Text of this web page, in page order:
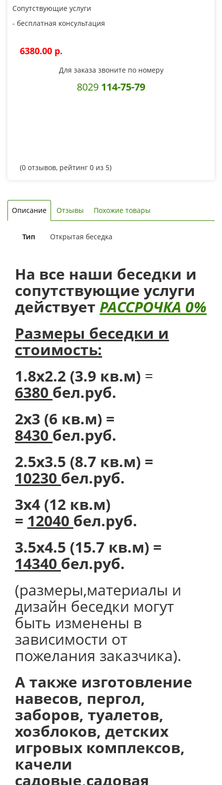
Сопутствующие услуги
- бесплатная консультация
6380.00 p.
Для заказа звоните по номеру
8029 114-75-79
(0 отзывов, рейтинг 0 из 5)
Описание Отзывы Похожие товары
Тип Открытая беседка
На все наши беседки и
сопутствующие услуги
действует РАССРОЧКА 0%
Размеры беседки и
стоимость:
1.8х2.2 (3.9 кв.м) =
6380 бел.руб.
2х3 (6 кв.м) =
8430 бел.руб.
2.5х3.5 (8.7 кв.м) =
10230 бел.руб.
3х4 (12 кв.м)
= 12040 бел.руб.
3.5х4.5 (15.7 кв.м) =
14340 бел.руб.
(размеры,материалы и
дизайн беседки могут
быть изменены в
зависимости от
пожелания заказчика).
А также изготовление
навесов, пергол,
заборов, туалетов,
хозблоков, детских
игровых комплексов,
качели
садовые,садовая